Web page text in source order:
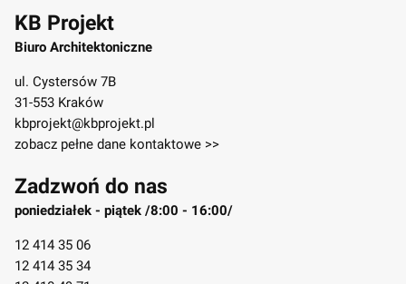
KB Projekt
Biuro Architektoniczne
ul. Cystersów 7B
31-553 Kraków
kbprojekt@kbprojekt.pl
zobacz pełne dane kontaktowe >>
Zadzwoń do nas
poniedziałek - piątek /8:00 - 16:00/
12 414 35 06
12 414 35 34